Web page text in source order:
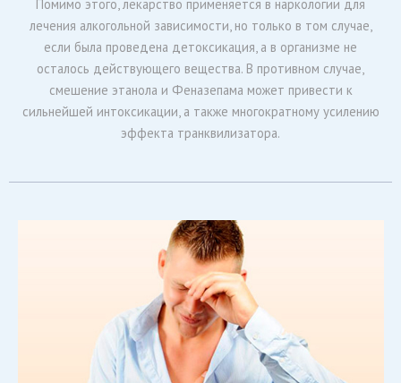
Помимо этого, лекарство применяется в наркологии для
лечения алкогольной зависимости, но только в том случае,
если была проведена детоксикация, а в организме не
осталось действующего вещества. В противном случае,
смешение этанола и Феназепама может привести к
сильнейшей интоксикации, а также многократному усилению
эффекта транквилизатора.